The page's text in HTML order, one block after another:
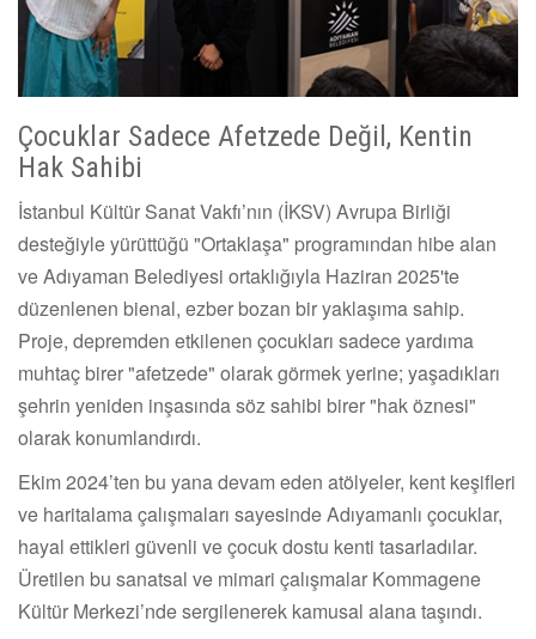
Çocuklar Sadece Afetzede Değil, Kentin
Hak Sahibi
İstanbul Kültür Sanat Vakfı’nın (İKSV) Avrupa Birliği
desteğiyle yürüttüğü "Ortaklaşa" programından hibe alan
ve Adıyaman Belediyesi ortaklığıyla Haziran 2025'te
düzenlenen bienal, ezber bozan bir yaklaşıma sahip.
Proje, depremden etkilenen çocukları sadece yardıma
muhtaç birer "afetzede" olarak görmek yerine; yaşadıkları
şehrin yeniden inşasında söz sahibi birer "hak öznesi"
olarak konumlandırdı.
Ekim 2024’ten bu yana devam eden atölyeler, kent keşifleri
ve haritalama çalışmaları sayesinde Adıyamanlı çocuklar,
hayal ettikleri güvenli ve çocuk dostu kenti tasarladılar.
Üretilen bu sanatsal ve mimari çalışmalar Kommagene
Kültür Merkezi’nde sergilenerek kamusal alana taşındı.